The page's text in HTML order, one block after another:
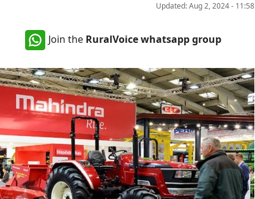
Updated: Aug 2, 2024 - 11:58
Join the RuralVoice whatsapp group